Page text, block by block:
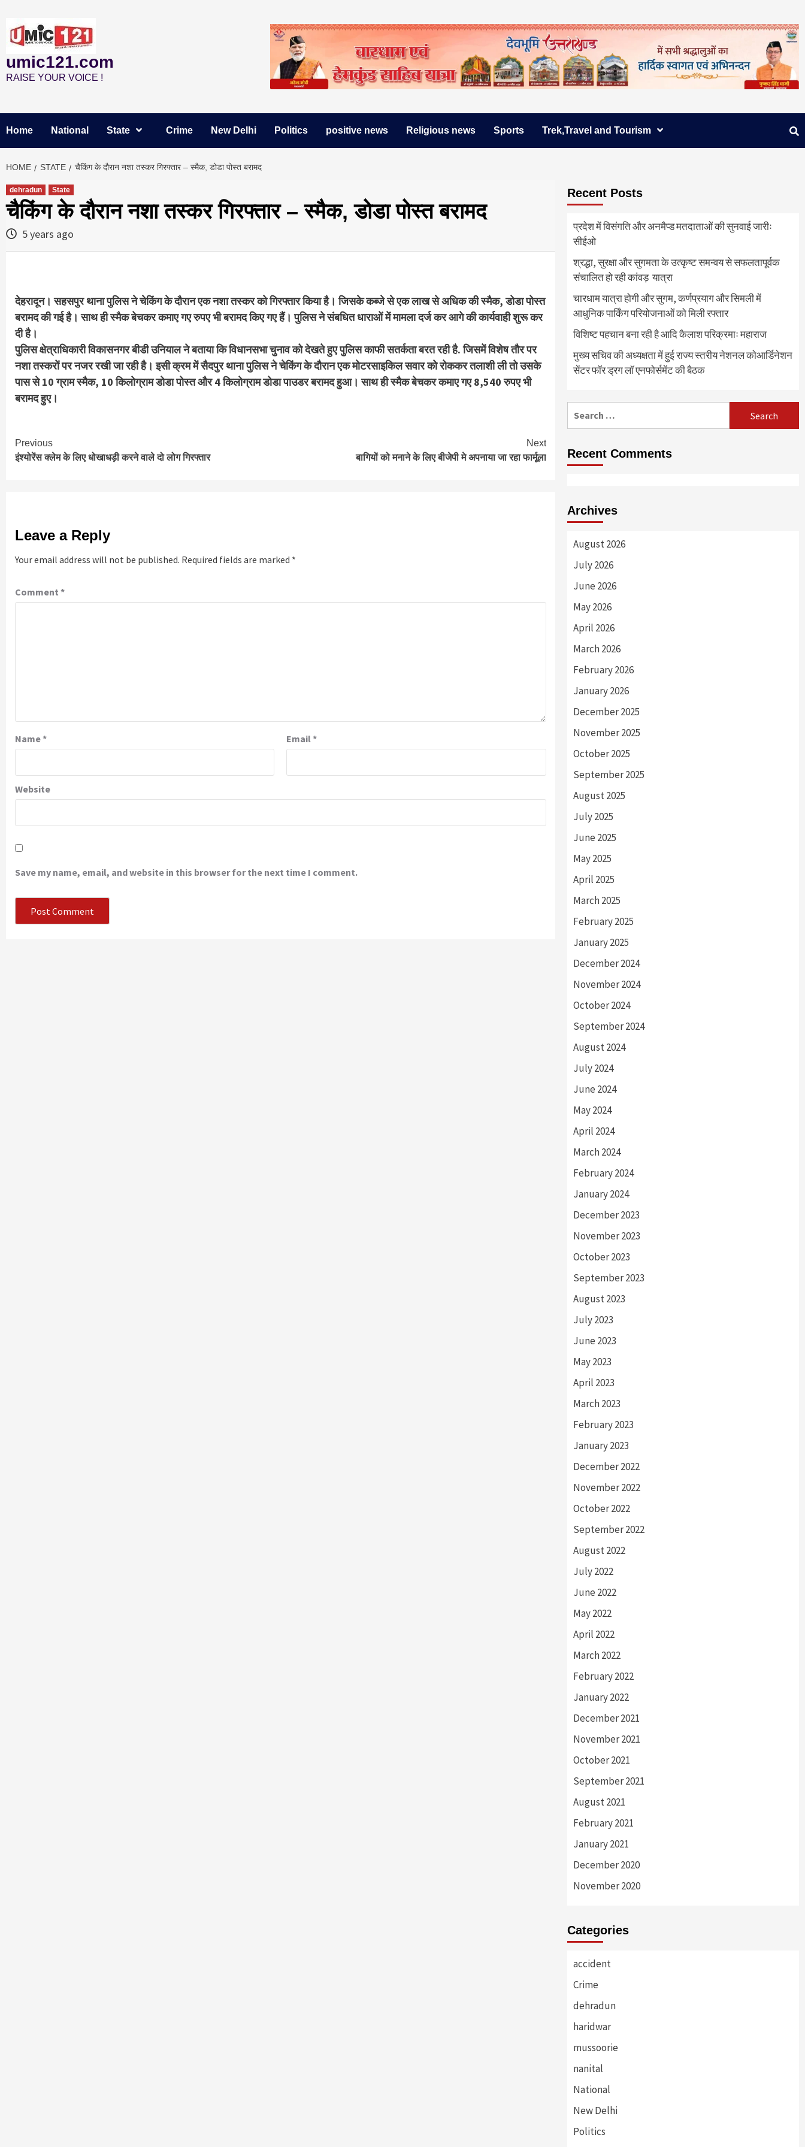
content
umic121.com
RAISE YOUR VOICE !
Home National State Crime New Delhi Politics positive news Religious news Sports Trek,Travel and Tourism
HOME STATE चैकिंग के दौरान नशा तस्कर गिरफ्तार – स्मैक, डोडा पोस्त बरामद
dehradun State
चैकिंग के दौरान नशा तस्कर गिरफ्तार – स्मैक, डोडा पोस्त बरामद
5 years ago
देहरादून। सहसपुर थाना पुलिस ने चेकिंग के दौरान एक नशा तस्कर को गिरफ्तार किया है। जिसके कब्जे से एक लाख से अधिक की स्मैक, डोडा पोस्त
बरामद की गई है। साथ ही स्मैक बेचकर कमाए गए रुपए भी बरामद किए गए हैं। पुलिस ने संबधित धाराओं में मामला दर्ज कर आगे की कार्यवाही शुरू कर
दी है।
पुलिस क्षेत्राधिकारी विकासनगर बीडी उनियाल ने बताया कि विधानसभा चुनाव को देखते हुए पुलिस काफी सतर्कता बरत रही है. जिसमें विशेष तौर पर
नशा तस्करों पर नजर रखी जा रही है। इसी क्रम में सैदपुर थाना पुलिस ने चेकिंग के दौरान एक मोटरसाइकिल सवार को रोककर तलाशी ली तो उसके
पास से 10 ग्राम स्मैक, 10 किलोग्राम डोडा पोस्त और 4 किलोग्राम डोडा पाउडर बरामद हुआ। साथ ही स्मैक बेचकर कमाए गए 8,540 रुपए भी
बरामद हुए।
Continue
Reading
Previous
इंश्योरेंस क्लेम के लिए धोखाधड़ी करने वाले दो लोग गिरफ्तार
Next
बागियों को मनाने के लिए बीजेपी मे अपनाया जा रहा फार्मूला
Leave a Reply
Your email address will not be published. Required fields are marked *
Comment *
Name* Email*
Website
Save my name, email, and website in this browser for the next time I comment.
Recent Posts
प्रदेश में विसंगति और अनमैप्ड मतदाताओं की सुनवाई जारीः
सीईओ
श्रद्धा, सुरक्षा और सुगमता के उत्कृष्ट समन्वय से सफलतापूर्वक
संचालित हो रही कांवड़ यात्रा
चारधाम यात्रा होगी और सुगम, कर्णप्रयाग और सिमली में
आधुनिक पार्किंग परियोजनाओं को मिली रफ्तार
विशिष्ट पहचान बना रही है आदि कैलाश परिक्रमाः महाराज
मुख्य सचिव की अध्यक्षता में हुई राज्य स्तरीय नेशनल कोआर्डिनेशन
सेंटर फॉर ड्रग लॉ एनफोर्समेंट की बैठक
Recent Comments
Archives
August 2026
July 2026
June 2026
May 2026
April 2026
March 2026
February 2026
January 2026
December 2025
November 2025
October 2025
September 2025
August 2025
July 2025
June 2025
May 2025
April 2025
March 2025
February 2025
January 2025
December 2024
November 2024
October 2024
September 2024
August 2024
July 2024
June 2024
May 2024
April 2024
March 2024
February 2024
January 2024
December 2023
November 2023
October 2023
September 2023
August 2023
July 2023
June 2023
May 2023
April 2023
March 2023
February 2023
January 2023
December 2022
November 2022
October 2022
September 2022
August 2022
July 2022
June 2022
May 2022
April 2022
March 2022
February 2022
January 2022
December 2021
November 2021
October 2021
September 2021
August 2021
February 2021
January 2021
December 2020
November 2020
Categories
accident
Crime
dehradun
haridwar
mussoorie
nanital
National
New Delhi
Politics